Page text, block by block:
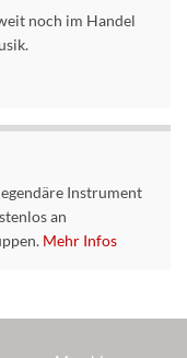
noch im Handel
Instrument
an
Mehr Infos